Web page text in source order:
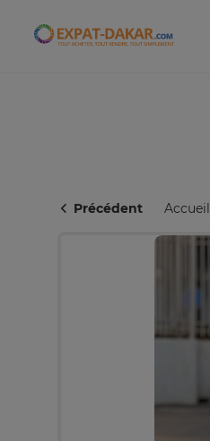
Expat-Dakar
Précédent Accueil